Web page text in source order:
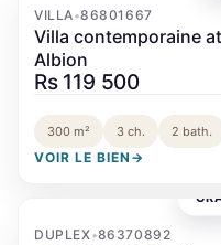
VILLA•86801667
Villa contemporaine
Albion
Rs 119 500
300 m² 3 ch. 2 bath.
VOIR LE BIEN →
DUPLEX•86370892